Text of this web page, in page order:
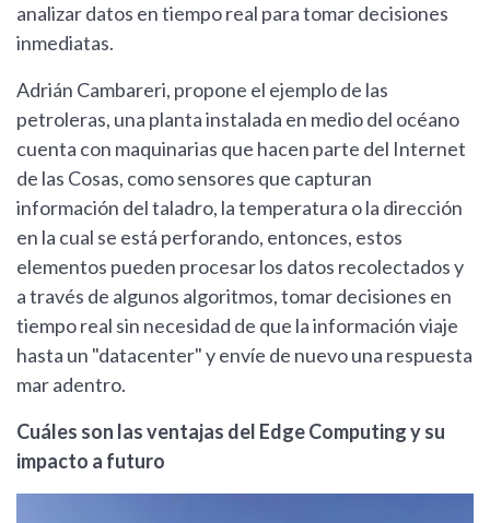
analizar datos en tiempo real para tomar decisiones
inmediatas.
Adrián Cambareri, propone el ejemplo de las
petroleras, una planta instalada en medio del océano
cuenta con maquinarias que hacen parte del Internet
de las Cosas, como sensores que capturan
información del taladro, la temperatura o la dirección
en la cual se está perforando, entonces, estos
elementos pueden procesar los datos recolectados y
a través de algunos algoritmos, tomar decisiones en
tiempo real sin necesidad de que la información viaje
hasta un "datacenter" y envíe de nuevo una respuesta
mar adentro.
Cuáles son las ventajas del Edge Computing y su
impacto a futuro